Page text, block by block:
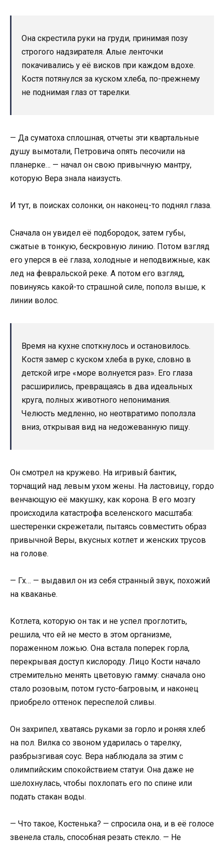
Она скрестила руки на груди, принимая позу
строгого надзирателя. Алые ленточки
покачивались у её висков при каждом вдохе.
Костя потянулся за куском хлеба, по-прежнему
не поднимая глаз от тарелки.
— Да суматоха сплошная, отчеты эти квартальные
душу вымотали, Петровича опять песочили на
планерке… — начал он свою привычную мантру,
которую Вера знала наизусть.
И тут, в поисках солонки, он наконец-то поднял глаза.
Сначала он увидел её подбородок, затем губы,
сжатые в тонкую, бескровную линию. Потом взгляд
его уперся в её глаза, холодные и неподвижные, как
лед на февральской реке. А потом его взгляд,
повинуясь какой-то страшной силе, пополз выше, к
линии волос.
Время на кухне споткнулось и остановилось.
Костя замер с куском хлеба в руке, словно в
детской игре «море волнуется раз». Его глаза
расширились, превращаясь в два идеальных
круга, полных животного непонимания.
Челюсть медленно, но неотвратимо поползла
вниз, открывая вид на недожеванную пищу.
Он смотрел на кружево. На игривый бантик,
торчащий над левым ухом жены. На ластовицу, гордо
венчающую её макушку, как корона. В его мозгу
происходила катастрофа вселенского масштаба:
шестеренки скрежетали, пытаясь совместить образ
привычной Веры, вкусных котлет и женских трусов
на голове.
— Гх… — выдавил он из себя странный звук, похожий
на кваканье.
Котлета, которую он так и не успел проглотить,
решила, что ей не место в этом организме,
пораженном ложью. Она встала поперек горла,
перекрывая доступ кислороду. Лицо Кости начало
стремительно менять цветовую гамму: сначала оно
стало розовым, потом густо-багровым, и наконец
приобрело оттенок переспелой сливы.
Он захрипел, хватаясь руками за горло и роняя хлеб
на пол. Вилка со звоном ударилась о тарелку,
разбрызгивая соус. Вера наблюдала за этим с
олимпийским спокойствием статуи. Она даже не
шелохнулась, чтобы похлопать его по спине или
подать стакан воды.
— Что такое, Костенька? — спросила она, и в её голосе
звенела сталь, способная резать стекло. — Не